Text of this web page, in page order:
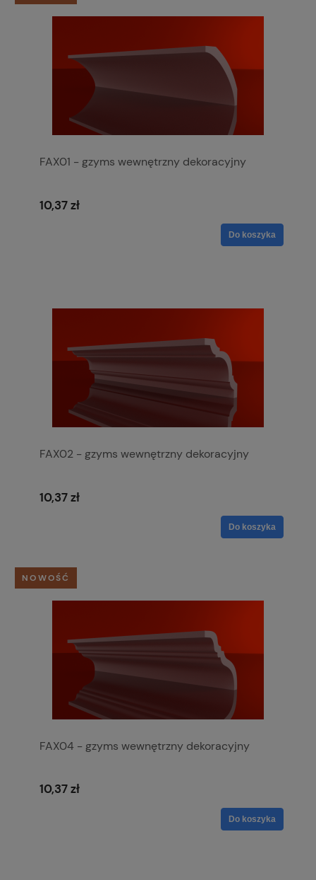
FAX01 - gzyms wewnętrzny dekoracyjny
10,37 zł
Do koszyka
FAX02 - gzyms wewnętrzny dekoracyjny
10,37 zł
Do koszyka
FAX04 - gzyms wewnętrzny dekoracyjny
10,37 zł
Do koszyka
NOWOŚĆ